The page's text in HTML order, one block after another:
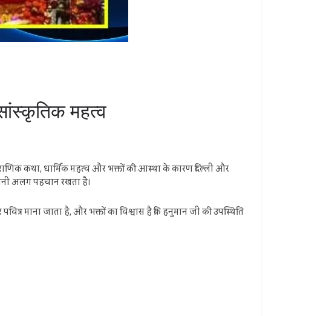
महत्व
कथा, धार्मिक महत्व और भक्तों की आस्था के कारण दिल्ली और
अलग पहचान रखता है।
माना जाता है, और भक्तों का विश्वास है कि हनुमान जी की उपस्थिति